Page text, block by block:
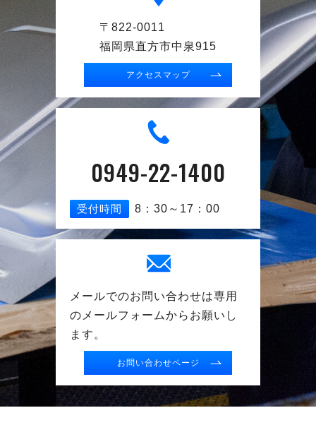
〒822-0011
福岡県直方市中泉915
アクセスマップ
0949-22-1400
受付時間 8：30～17：00
メールでのお問い合わせは専用
の メールフォームからお願いし
ます。
お問い合わせページ